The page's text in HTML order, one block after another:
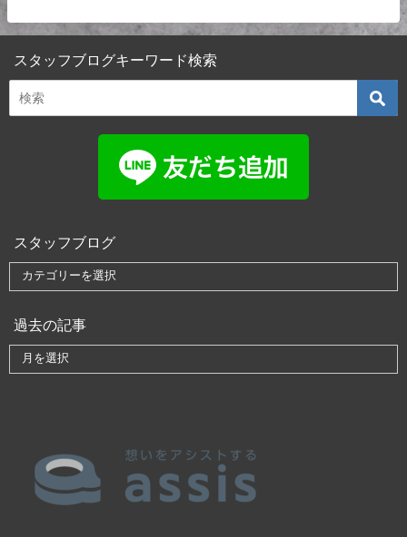
スタッフブログキーワード検索
スタッフブログ
過去の記事